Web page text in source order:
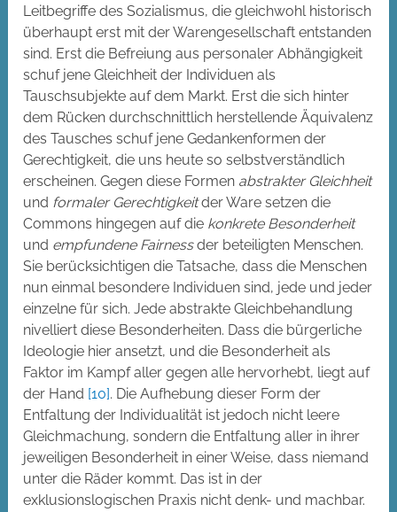
Leitbegriffe des Sozialismus, die gleichwohl historisch
überhaupt erst mit der Warengesellschaft entstanden
sind. Erst die Befreiung aus personaler Abhängigkeit
schuf jene Gleichheit der Individuen als
Tauschsubjekte auf dem Markt. Erst die sich hinter
dem Rücken durchschnittlich herstellende Äquivalenz
des Tausches schuf jene Gedankenformen der
Gerechtigkeit, die uns heute so selbstverständlich
erscheinen. Gegen diese Formen abstrakter Gleichheit
und formaler Gerechtigkeitder Ware setzen die
Commons hingegen auf die konkrete Besonderheit
und empfundene Fairnessder beteiligten Menschen.
Sie berücksichtigen die Tatsache, dass die Menschen
nun einmal besondere Individuen sind, jede und jeder
einzelne für sich. Jede abstrakte Gleichbehandlung
nivelliert diese Besonderheiten. Dass die bürgerliche
Ideologie hier ansetzt, und die Besonderheit als
Faktor im Kampf aller gegen alle hervorhebt, liegt auf
der Hand [10]. Die Aufhebung dieser Form der
Entfaltung der Individualität ist jedoch nicht leere
Gleichmachung, sondern die Entfaltung aller in ihrer
jeweiligen Besonderheit in einer Weise, dass niemand
unter die Räder kommt. Das ist in der
exklusionslogischen Praxis nicht denk- und machbar.